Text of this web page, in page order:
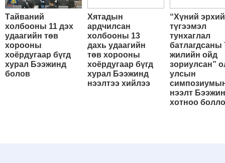
Тайваний
холбооны 11 дэх
удаагийн төв
хорооны
хоёрдугаар бүгд
хурал Бээжинд
болов
Хятадын
ардчилсан
холбооны 13
дахь удаагийн
төв хорооны
хоёрдугаар бүгд
хурал Бээжинд
нээлтээ хийлээ
“Хүний
түгээмэл
тунхаглал
батлагдсаны
жилийн ойд
зориулсан”
улсын
нээлт Бээжин
хотноо